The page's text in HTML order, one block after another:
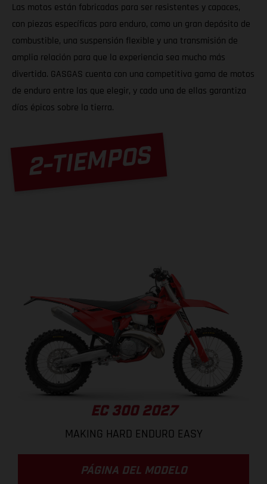
Las motos están fabricadas para ser resistentes y capaces,
con piezas específicas para enduro, como un gran depósito de
combustible, una suspensión flexible y una transmisión de
amplia relación para que la experiencia sea mucho más
divertida. GASGAS cuenta con una competitiva gama de motos
de enduro entre las que elegir, y cada una de ellas garantiza
días épicos sobre la tierra.
2-TIEMPOS
EC 300 2027
MAKING HARD ENDURO EASY
PÁGINA DEL MODELO